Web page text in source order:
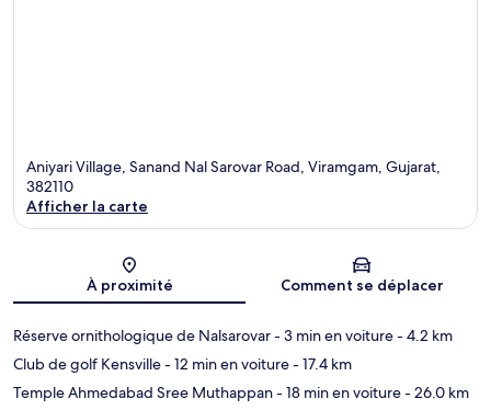
Aniyari Village, Sanand Nal Sarovar Road, Viramgam, Gujarat,
382110
Afficher la carte
À proximité Comment se déplacer
Réserve ornithologique de Nalsarovar- 3 min en voiture- 4.2 km
Club de golf Kensville- 12 min en voiture- 17.4 km
Temple Ahmedabad Sree Muthappan- 18 min en voiture- 26.0 km